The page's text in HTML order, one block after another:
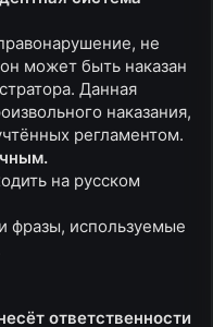
не
может быть наказан
Данная
наказания,
регламентом.
на русском
фразы, используемые
ответственности